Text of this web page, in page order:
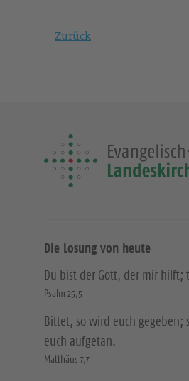
Zurück
Die Losung von heute
Du bist der Gott, der mir hilft;
Psalm 25,5
Bittet, so wird euch
euch aufgetan.
Matthäus 7,7